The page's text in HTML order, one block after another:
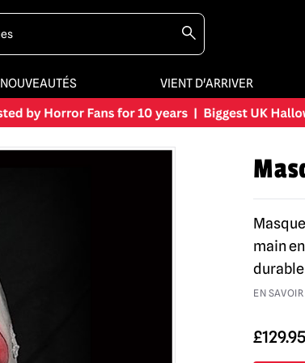
NOUVEAUTÉS VIENT D'ARRIVER
main
EN
£129.95